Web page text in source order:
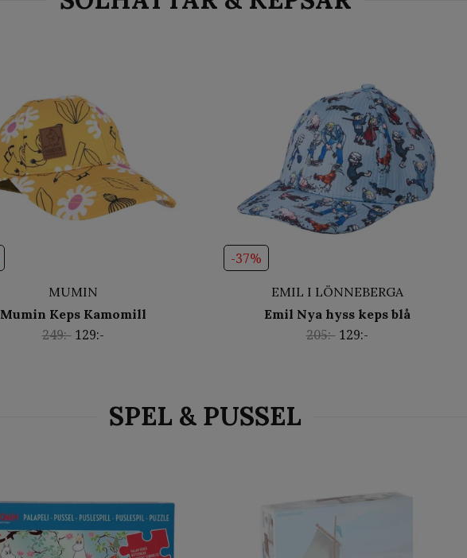
MUMIN
Mumin Keps Kamomill
249:- 129:-
-37%
EMIL I LÖNNEBERGA
Emil Nya hyss keps blå
205:- 129:-